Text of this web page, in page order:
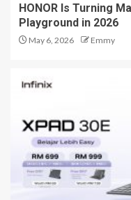
HONOR Is Turning
Playground in 2026
May 6, 2026 Emmy